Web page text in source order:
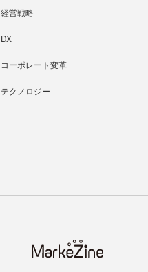
経営戦略
DX
コーポレート変革
テクノロジー